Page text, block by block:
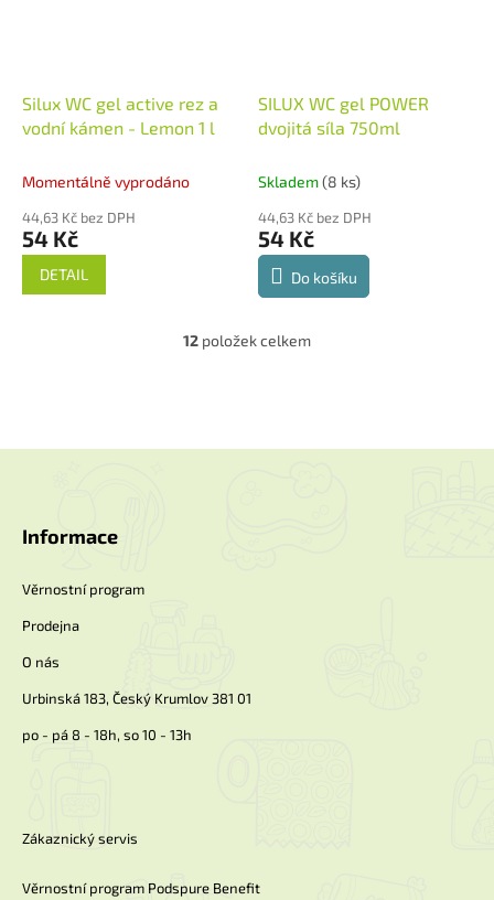
Silux WC gel active rez a
vodní kámen - Lemon 1 l
Momentálně vyprodáno
44,63 Kč bez DPH
54 Kč
DETAIL
SILUX WC gel POWER
dvojitá síla 750ml
Skladem(8 ks)
44,63 Kč bez DPH
54 Kč
Do košíku
O
a
s
12 položek celkem
Informace
Věrnostní program
Prodejna
O nás
Urbinská 183, Český Krumlov 381 01
po - pá 8 - 18h, so 10 - 13h
Zákaznický servis
Věrnostní program Podspure Benefit